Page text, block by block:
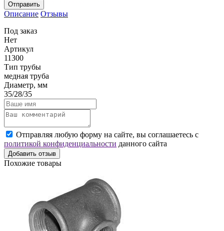
Отправить
Описание Отзывы
Под заказ
Нет
Артикул
11300
Тип трубы
медная труба
Диаметр, мм
35/28/35
Отправляя любую форму на сайте, вы соглашаетесь с
политикой конфиденциальности данного сайта
Добавить отзыв
Похожие товары